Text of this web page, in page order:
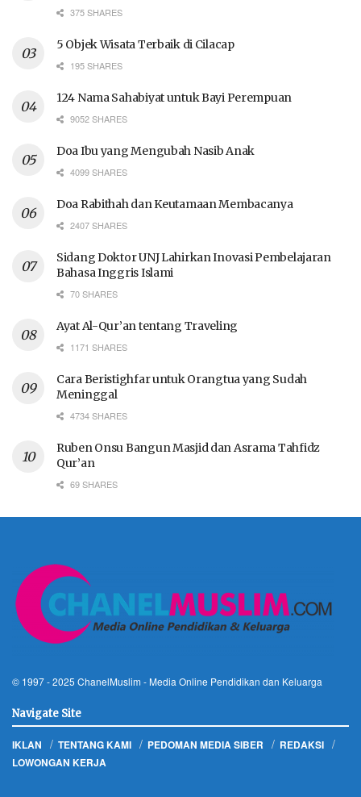
375 SHARES
5 Objek Wisata Terbaik di Cilacap
195 SHARES
124 Nama Sahabiyat untuk Bayi Perempuan
9052 SHARES
Doa Ibu yang Mengubah Nasib Anak
4099 SHARES
Doa Rabithah dan Keutamaan Membacanya
2407 SHARES
Sidang Doktor UNJ Lahirkan Inovasi Pembelajaran
Bahasa Inggris Islami
70 SHARES
Ayat Al-Qur’an tentang Traveling
1171 SHARES
Cara Beristighfar untuk Orangtua yang Sudah
Meninggal
4734 SHARES
Ruben Onsu Bangun Masjid dan Asrama Tahfidz
Qur’an
69 SHARES
© 1997 - 2025 ChanelMuslim - Media Online Pendidikan dan Keluarga
Navigate Site
IKLAN TENTANG KAMI PEDOMAN MEDIA SIBER
REDAKSI
LOWONGAN KERJA